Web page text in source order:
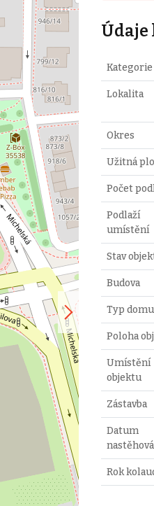
Kategorie
Lokalita
Okres
Užitná
Počet
Podlaží
umístění
Stav
Budova
Typ domu
Poloha
Umístění
objektu
Zástavba
Datum
Rok